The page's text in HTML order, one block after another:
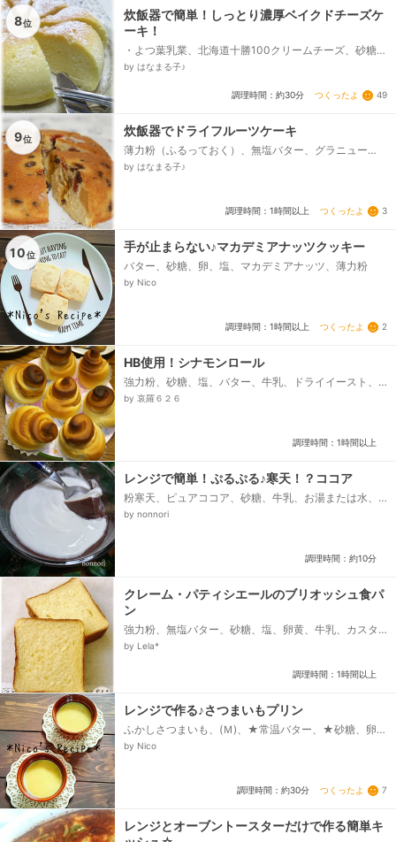
8位
炊飯器で簡単！しっとり濃厚ベイクドチーズケ
ーキ！
・よつ葉乳業、北海道十勝100クリームチーズ、砂糖、
ホットケーキミックス、卵、牛乳、レモン汁、粉砂糖
by はなまる子♪
調理時間：約30分 つくったよ 49
9位
炊飯器でドライフルーツケーキ
薄力粉（ふるっておく）、無塩バター、グラニュー
糖、卵（M）、ドライフルーツ、（お好みのもの、ラ
by はなまる子♪
調理時間：1時間以上 つくったよ 3
10位
手が止まらない♪マカデミアナッツクッキー
バター、砂糖、卵、塩、マカデミアナッツ、薄力粉
by Nico
調理時間：1時間以上 つくったよ 2
HB使用！シナモンロール
強力粉、砂糖、塩、バター、牛乳、ドライイースト、
シナモンシュガー
by 哀羅６２６
調理時間：1時間以上
レンジで簡単！ぷるぷる♪寒天！？ココア
粉寒天、ピュアココア、砂糖、牛乳、お湯または水、
ホイップクリーム
by nonnori
調理時間：約10分
クレーム・パティシエールのブリオッシュ食パ
ン
強力粉、無塩バター、砂糖、塩、卵黄、牛乳、カスタ
ードクリーム、耐糖インスタント ドライイースト
by Lela*
調理時間：1時間以上
レンジで作る♪さつまいもプリン
ふかしさつまいも、(Ｍ)、★常温バター、★砂糖、卵、
(Ｌ)、牛乳
by Nico
調理時間：約30分 つくったよ 7
レンジとオーブントースターだけで作る簡単キ